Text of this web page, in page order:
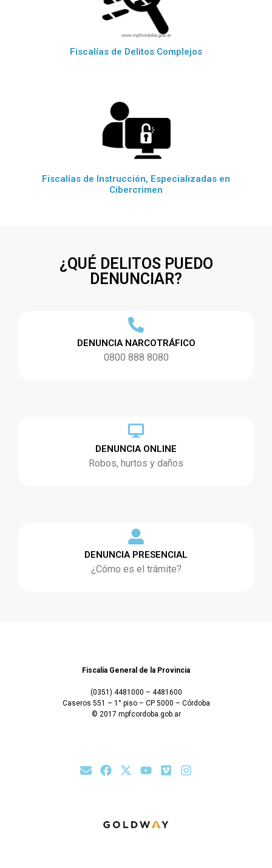
Fiscalías de Delitos Complejos
Fiscalías de Instrucción, Especializadas en
Cibercrimen
¿QUÉ DELITOS PUEDO
DENUNCIAR?
DENUNCIA NARCOTRÁFICO
0800 888 8080
DENUNCIA ONLINE
Robos, hurtos y daños
DENUNCIA PRESENCIAL
¿Cómo es el trámite?
Fiscalía General de la Provincia
(0351) 4481000 – 4481600
Caseros 551 – 1° piso – CP 5000 – Córdoba
© 2017 mpfcordoba.gob.ar